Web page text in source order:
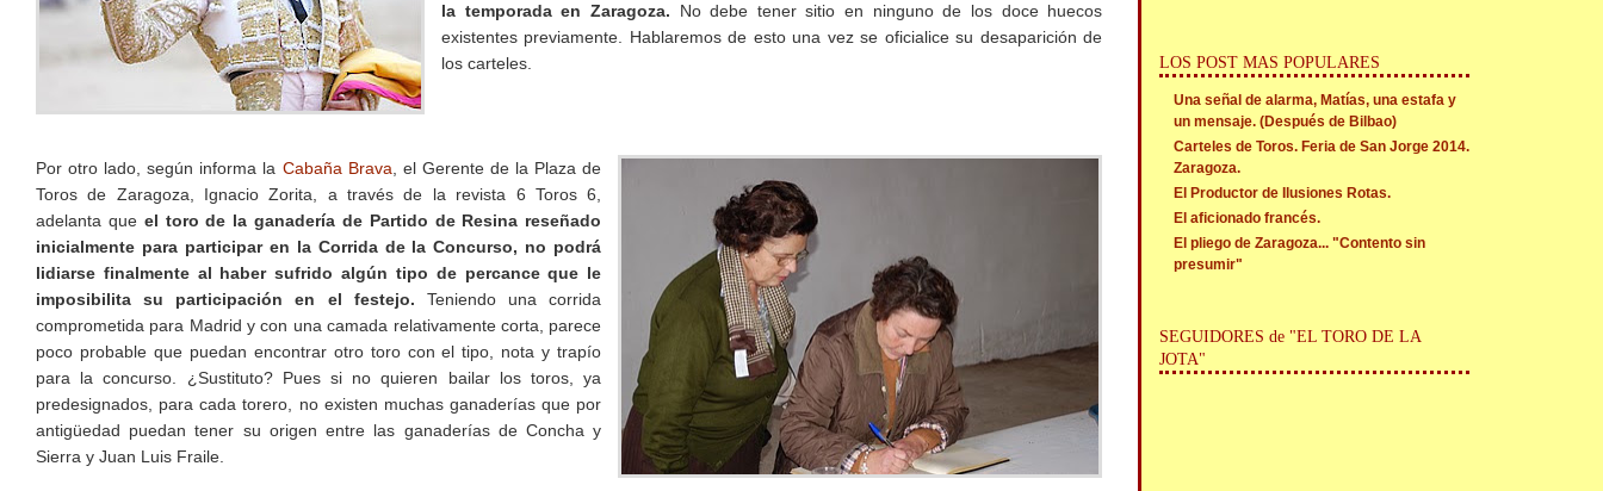
la temporada en Zaragoza. No debe tener sitio en ninguno de los doce huecos
existentes previamente. Hablaremos de esto una vez se oficialice su desaparición de
los carteles.
Por otro lado, según informa la Cabaña Brava , el Gerente de la Plaza de
Toros de Zaragoza, Ignacio Zorita, a través de la revista 6 Toros 6,
adelanta que el toro de la ganadería de Partido de Resina reseñado
inicialmente para participar en la Corrida de la Concurso, no podrá
lidiarse finalmente al haber sufrido algún tipo de percance que le
imposibilita su participación en el festejo. Teniendo una corrida
comprometida para Madrid y con una camada relativamente corta, parece
poco probable que puedan encontrar otro toro con el tipo, nota y trapío
para la concurso. ¿Sustituto? Pues si no quieren bailar los toros, ya
predesignados, para cada torero, no existen muchas ganaderías que por
antigüedad puedan tener su origen entre las ganaderías de Concha y
Sierra y Juan Luis Fraile.
LOS POST MAS POPULARES
Una señal de alarma, Matías, una estafa y
un mensaje. (Después de Bilbao)
Carteles de Toros. Feria de San Jorge 2014.
Zaragoza.
El Productor de Ilusiones Rotas.
El aficionado francés.
El pliego de Zaragoza... "Contento sin
presumir"
SEGUIDORES de "EL TORO DE LA
JOTA"